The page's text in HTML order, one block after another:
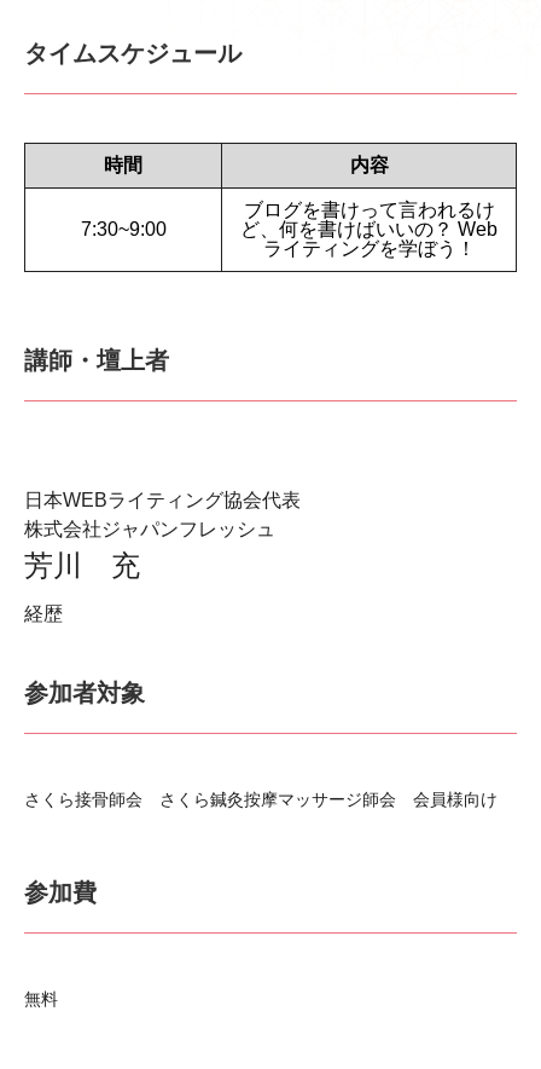
タイムスケジュール
時間 内容
7:30~9:00
ブログを書けって言われるけ
ど、何を書けばいいの？ Web
ライティングを学ぼう！
講師・壇上者
日本WEBライティング協会代表
株式会社ジャパンフレッシュ
芳川 充
経歴
参加者対象
さくら接骨師会 さくら鍼灸按摩マッサージ師会 会員様向け
参加費
無料